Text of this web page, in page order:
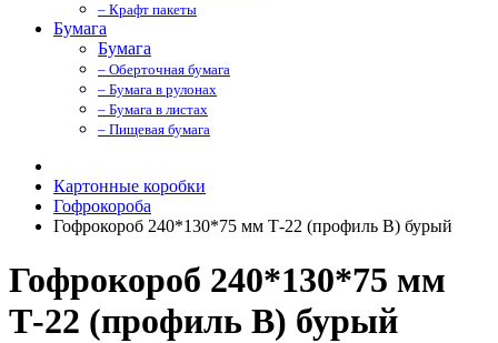
– Крафт пакеты
Бумага
Бумага
– Оберточная бумага
– Бумага в рулонах
– Бумага в листах
– Пищевая бумага
Картонные коробки
Гофрокороба
Гофрокороб 240*130*75 мм Т-22 (профиль B) бурый
Гофрокороб 240*130*75 мм
Т-22 (профиль B) бурый